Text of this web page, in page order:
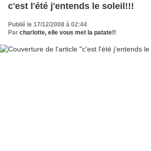
c'est l'été j'entends le soleil!!!
Publié le 17/12/2008 à 02:44
Par charlotte, elle vous met la patate!!